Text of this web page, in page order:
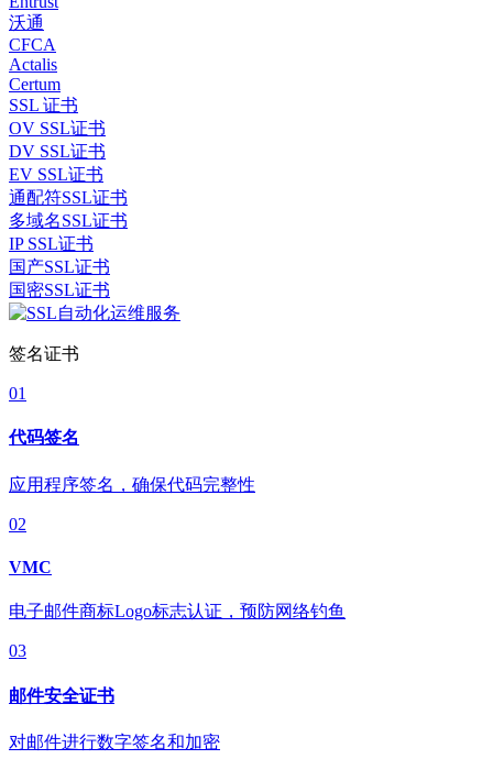
沃通
CFCA
Actalis
Certum
SSL 证书
OV SSL证书
DV SSL证书
EV SSL证书
通配符SSL证书
多域名SSL证书
IP SSL证书
国产SSL证书
国密SSL证书
签名证书
01
代码签名
应用程序签名，确保代码完整性
02
VMC
电子邮件商标Logo标志认证，预防网络钓鱼
03
邮件安全证书
对邮件进行数字签名和加密